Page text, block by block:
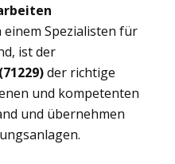
einem Spezialisten für
ist der
der richtige
und kompetenten
und übernehmen